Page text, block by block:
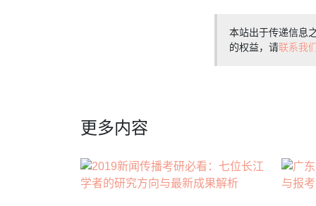
本站出于传递信息
的权益，请联系我
更多内容